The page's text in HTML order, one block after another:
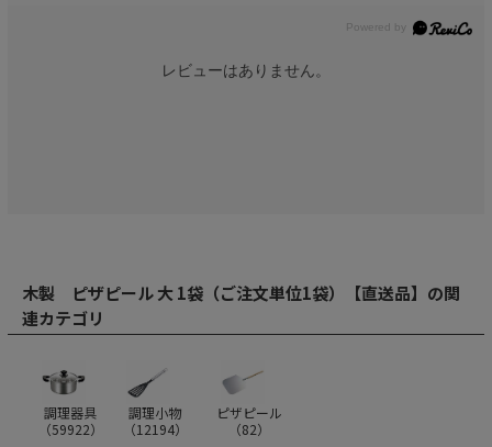
レビューはありません。
木製 ピザピール 大 1袋（ご注文単位1袋）【直送品】の関
連カテゴリ
調理器具
（59922）
調理小物
（12194）
ピザピール
（82）